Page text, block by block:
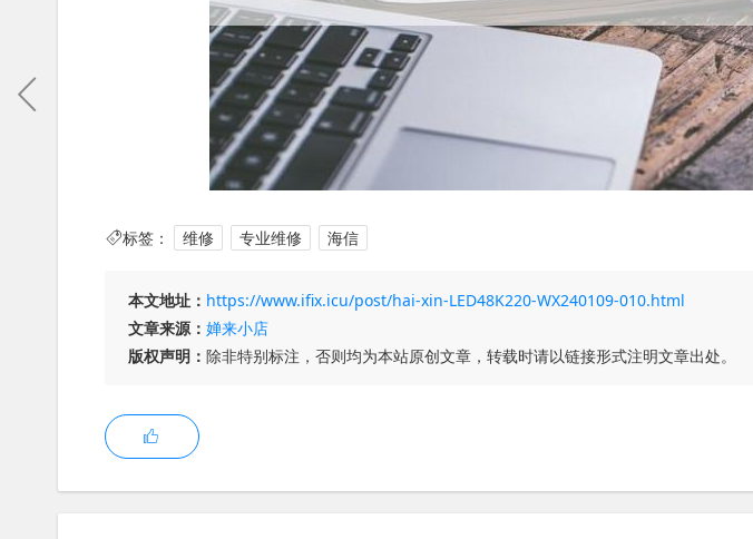
标签： 维修 专业维修 海信
本文地址： https://www.ifix.icu/post/hai-xin-LED48K220-WX240109-010.html
文章来源： 婵来小店
版权声明： 除非特别标注，否则均为本站原创文章，转载时请以链接形式注明文章出处。